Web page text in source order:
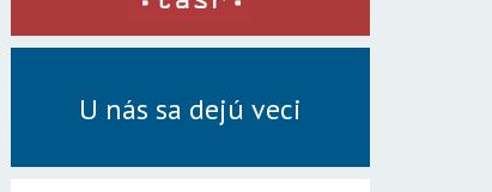
U nás sa dejú veci